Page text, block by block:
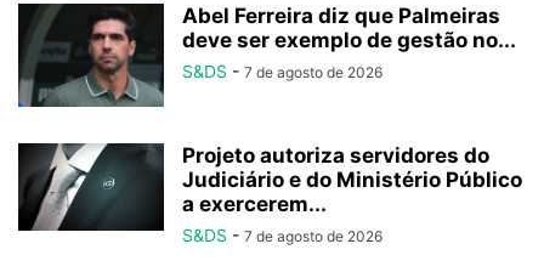
Abel Ferreira diz que Palmeiras
deve ser exemplo de gestão no...
S&DS - 7 de agosto de 2026
Projeto autoriza servidores do
Judiciário e do Ministério Público
a exercerem...
S&DS - 7 de agosto de 2026